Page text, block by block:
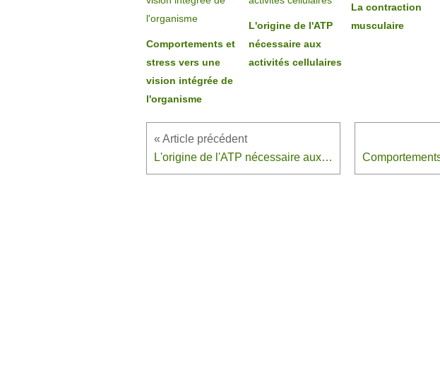
Comportements et
stress vers une
vision intégrée de
l'organisme
L'origine de l'ATP
nécessaire aux
activités cellulaires
La contraction
musculaire
L'origine de l'ATP nécessaire aux activités cellulaires